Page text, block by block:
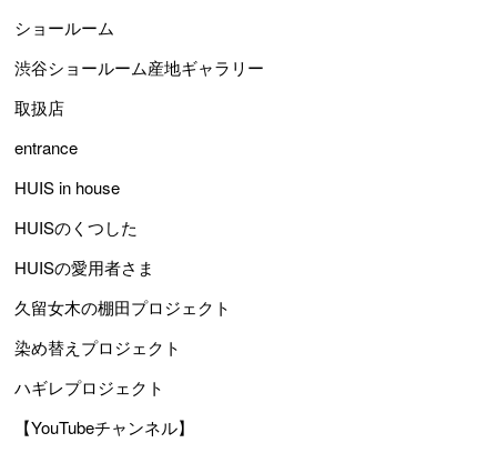
ショールーム
渋谷ショールーム産地ギャラリー
取扱店
entrance
HUIS in house
HUISのくつした
HUISの愛用者さま
久留女木の棚田プロジェクト
染め替えプロジェクト
ハギレプロジェクト
【YouTubeチャンネル】